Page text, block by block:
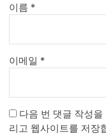
이름 *
이메일 *
다음 번 댓글 작성
리고 웹사이트를 저장